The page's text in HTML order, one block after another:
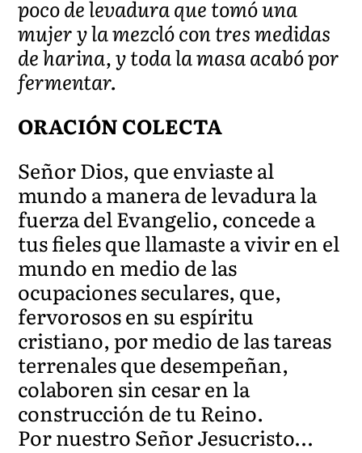
poco de levadura que tomó una
mujer y la mezcló con tres medidas
de harina, y toda la masa acabó por
fermentar.
ORACIÓN COLECTA
Señor Dios, que enviaste al
mundo a manera de levadura la
fuerza del Evangelio, concede a
tus fieles que llamaste a vivir en el
mundo en medio de las
ocupaciones seculares, que,
fervorosos en su espíritu
cristiano, por medio de las tareas
terrenales que desempeñan,
colaboren sin cesar en la
construcción de tu Reino.
Por nuestro Señor Jesucristo…